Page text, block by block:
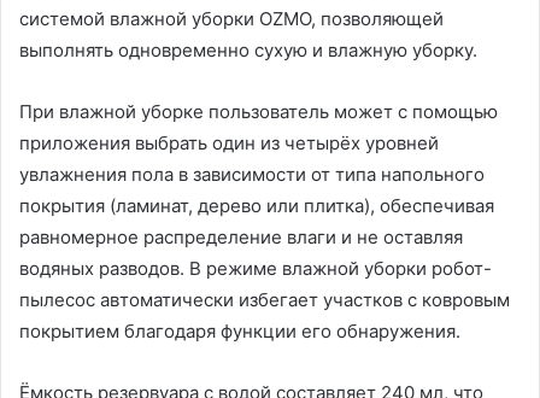
системой влажной уборки OZMO, позволяющей
выполнять одновременно сухую и влажную уборку.
При влажной уборке пользователь может с помощью
приложения выбрать один из четырёх уровней
увлажнения пола в зависимости от типа напольного
покрытия (ламинат, дерево или плитка), обеспечивая
равномерное распределение влаги и не оставляя
водяных разводов. В режиме влажной уборки робот-
пылесос автоматически избегает участков с ковровым
покрытием благодаря функции его обнаружения.
Ёмкость резервуара с водой составляет 240 мл, что